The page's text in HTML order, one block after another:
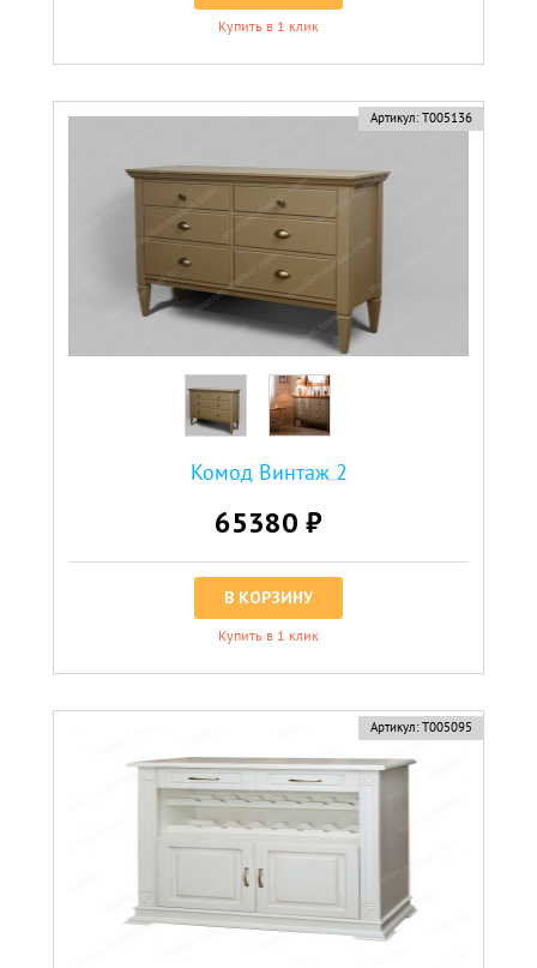
Купить в 1 клик
Артикул: Т005136
Комод Винтаж 2
65380 ₽
В КОРЗИНУ
Купить в 1 клик
Артикул: Т005095